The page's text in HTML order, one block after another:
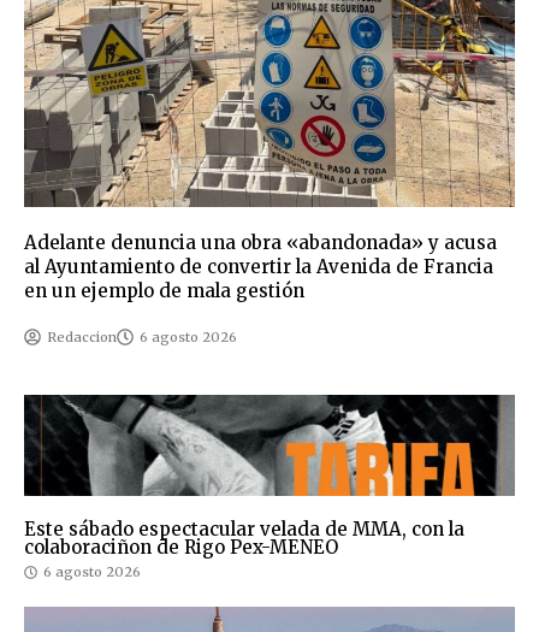
Adelante denuncia una obra «abandonada» y acusa
al Ayuntamiento de convertir la Avenida de Francia
en un ejemplo de mala gestión
Redaccion 6 agosto 2026
Este sábado espectacular velada de MMA, con la
colaboraciñon de Rigo Pex-MENEO
6 agosto 2026